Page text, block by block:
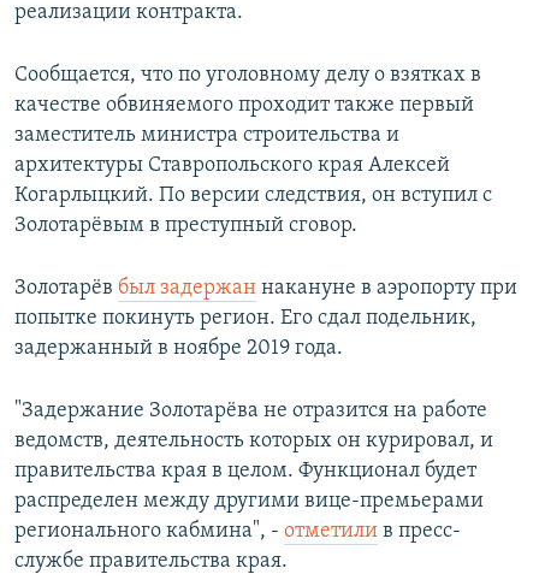
реализации контракта.
Сообщается, что по уголовному делу о взятках в
качестве обвиняемого проходит также первый
заместитель министра строительства и
архитектуры Ставропольского края Алексей
Когарлыцкий. По версии следствия, он вступил с
Золотарёвым в преступный сговор.
Золотарёв был задержан накануне в аэропорту при
попытке покинуть регион. Его сдал подельник,
задержанный в ноябре 2019 года.
"Задержание Золотарёва не отразится на работе
ведомств, деятельность которых он курировал, и
правительства края в целом. Функционал будет
распределен между другими вице-премьерами
регионального кабмина", - отметили в пресс-
службе правительства края.